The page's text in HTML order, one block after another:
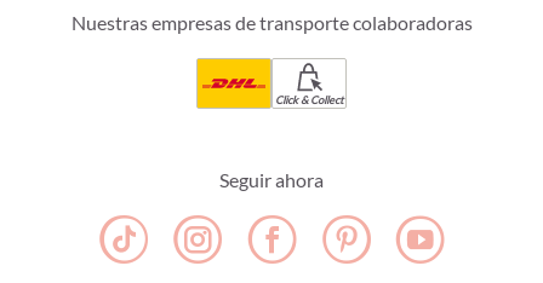
Nuestras empresas de transporte colaboradoras
Click & Collect
Seguir ahora